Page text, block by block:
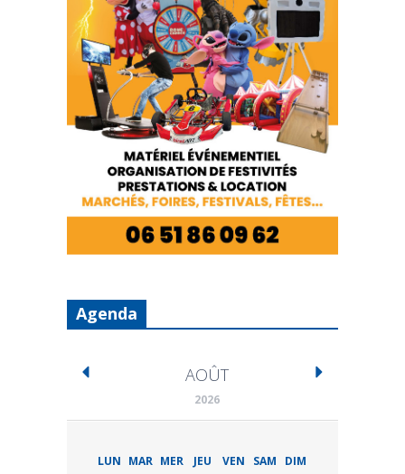
Agenda
AOÛT
2026
LUN MAR MER JEU VEN SAM DIM